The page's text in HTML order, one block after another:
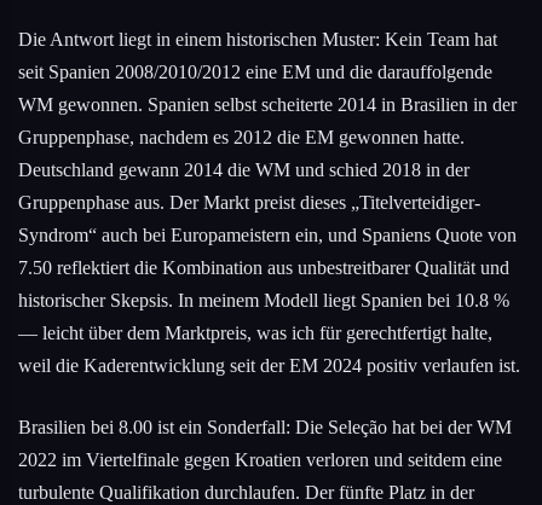
Die Antwort liegt in einem historischen Muster: Kein Team hat
seit Spanien 2008/2010/2012 eine EM und die darauffolgende
WM gewonnen. Spanien selbst scheiterte 2014 in Brasilien in der
Gruppenphase, nachdem es 2012 die EM gewonnen hatte.
Deutschland gewann 2014 die WM und schied 2018 in der
Gruppenphase aus. Der Markt preist dieses „Titelverteidiger-
Syndrom“ auch bei Europameistern ein, und Spaniens Quote von
7.50 reflektiert die Kombination aus unbestreitbarer Qualität und
historischer Skepsis. In meinem Modell liegt Spanien bei 10.8 %
— leicht über dem Marktpreis, was ich für gerechtfertigt halte,
weil die Kaderentwicklung seit der EM 2024 positiv verlaufen ist.
Brasilien bei 8.00 ist ein Sonderfall: Die Seleção hat bei der WM
2022 im Viertelfinale gegen Kroatien verloren und seitdem eine
turbulente Qualifikation durchlaufen. Der fünfte Platz in der